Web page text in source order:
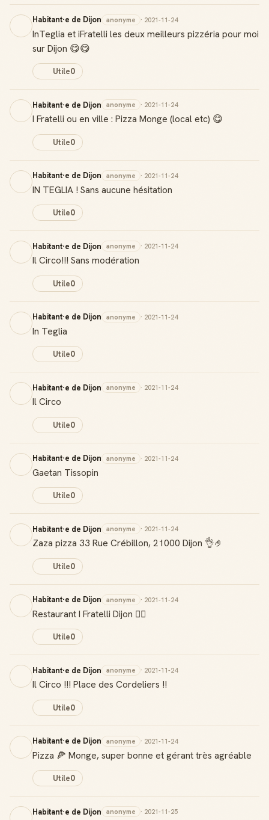
Habitant·e de Dijon anonyme · 2021-11-24
InTeglia et iFratelli les deux meilleurs pizzéria pour moi
sur Dijon 😋😋
Utile0
Habitant·e de Dijon anonyme · 2021-11-24
I Fratelli ou en ville : Pizza Monge (local etc) 😋
Utile0
Habitant·e de Dijon anonyme · 2021-11-24
IN TEGLIA ! Sans aucune hésitation
Utile0
Habitant·e de Dijon anonyme · 2021-11-24
Il Circo!!! Sans modération
Utile0
Habitant·e de Dijon anonyme · 2021-11-24
In Teglia
Utile0
Habitant·e de Dijon anonyme · 2021-11-24
Il Circo
Utile0
Habitant·e de Dijon anonyme · 2021-11-24
Gaetan Tissopin
Utile0
Habitant·e de Dijon anonyme · 2021-11-24
Zaza pizza 33 Rue Crébillon, 21000 Dijon 👌🤌
Utile0
Habitant·e de Dijon anonyme · 2021-11-24
Restaurant I Fratelli Dijon 👍🏻
Utile0
Habitant·e de Dijon anonyme · 2021-11-24
Il Circo !!! Place des Cordeliers !!
Utile0
Habitant·e de Dijon anonyme · 2021-11-24
Pizza 🍕 Monge, super bonne et gérant très agréable
Utile0
Habitant·e de Dijon anonyme · 2021-11-25
Score de réputation
Gagne des points à chaque contribution utile
Reconnaissance locale
Deviens une référence dans ta ville
Notifications
Sois notifié quand ton avis aide quelqu'un
Créer mon compte Guide